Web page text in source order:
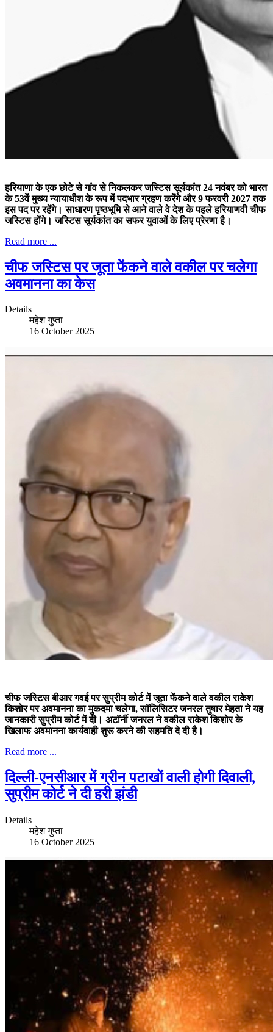
हरियाणा के एक छोटे से गांव से निकलकर जस्टिस सूर्यकांत 24 नवंबर को भारत
के 53वें मुख्य न्यायाधीश के रूप में पदभार ग्रहण करेंगे और 9 फरवरी 2027 तक
इस पद पर रहेंगे। साधारण पृष्ठभूमि से आने वाले वे देश के पहले हरियाणवी चीफ
जस्टिस होंगे। जस्टिस सूर्यकांत का सफर युवाओं के लिए प्रेरणा है।
Read more ...
चीफ जस्टिस पर जूता फेंकने वाले वकील पर चलेगा
अवमानना का केस
Details
महेश गुप्ता
16 October 2025
चीफ जस्टिस बीआर गवई पर सुप्रीम कोर्ट में जूता फेंकने वाले वकील राकेश
किशोर पर अवमानना का मुकदमा चलेगा, सॉलिसिटर जनरल तुषार मेहता ने यह
जानकारी सुप्रीम कोर्ट में दी। अटॉर्नी जनरल ने वकील राकेश किशोर के
खिलाफ अवमानना कार्यवाही शुरू करने की सहमति दे दी है।
Read more ...
दिल्ली-एनसीआर में ग्रीन पटाखों वाली होगी दिवाली,
सुप्रीम कोर्ट ने दी हरी झंडी
Details
महेश गुप्ता
16 October 2025